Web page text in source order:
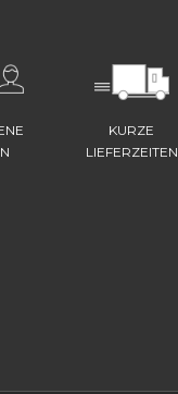
KURZE
LIEFERZEITEN